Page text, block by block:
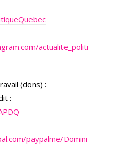
actualite_politi
(dons) :
:
paypalme/Domini